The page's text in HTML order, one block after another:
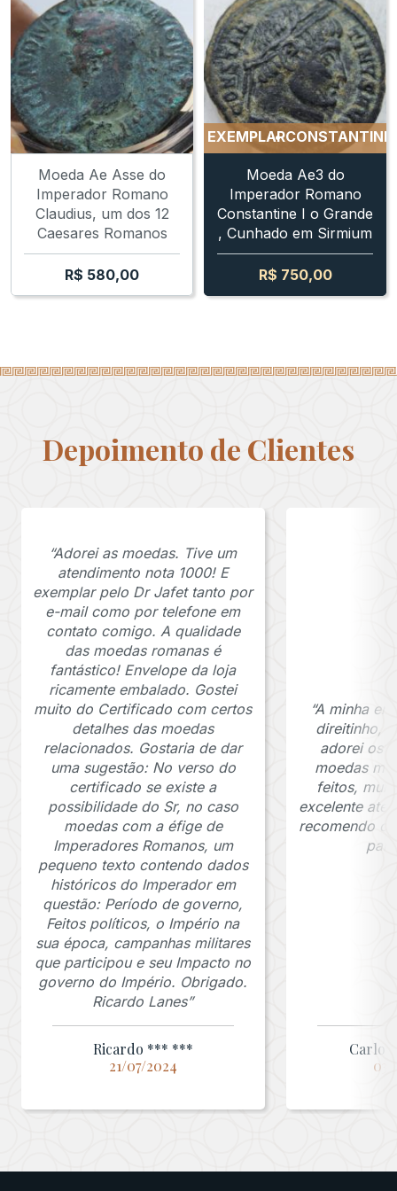
Moeda Ae Asse do
Imperador Romano
Claudius, um dos 12
Caesares Romanos
R$ 580,00
CONSTANTINE I - RARO EXEMPLARCONSTANTINE I -
Moeda Ae3 do
Imperador Romano
Constantine I o Grande
, Cunhado em Sirmium
R$ 750,00
Depoimento de Clientes
“Adorei as moedas. Tive um
atendimento nota 1000! E
exemplar pelo Dr Jafet tanto por
e-mail como por telefone em
contato comigo. A qualidade
das moedas romanas é
fantástico! Envelope da loja
ricamente embalado. Gostei
muito do Certificado com certos
detalhes das moedas
relacionados. Gostaria de dar
uma sugestão: No verso do
certificado se existe a
possibilidade do Sr, no caso
moedas com a éfige de
Imperadores Romanos, um
pequeno texto contendo dados
históricos do Imperador em
questão: Período de governo,
Feitos políticos, o Império na
sua época, campanhas militares
que participou e seu Impacto no
governo do Império. Obrigado.
Ricardo Lanes”
Ricardo *** ***
21/07/2024
“A minha
direitinho,
adorei os
moedas
feitos,
excelente
recomendo o
03/